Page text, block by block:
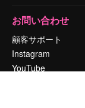
お問い合わせ
顧客サポート
Instagram
YouTube